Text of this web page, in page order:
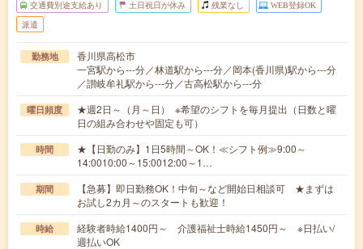
交通費別途支給あり 土日祝日が休み 残業なし WEB登録OK
派遣
勤務地
香川県高松市
一宮駅から---分／林道駅から---分／岡本(香川県)駅から---分
／讃岐牟礼駅から---分／古高松駅から---分
曜日頻度
★週2日～（月～日） ※希望のシフトを毎月提出（日数と曜
日の組み合わせや固定も可）
時間
★【日勤のみ】1日5時間～OK！≪シフト例≫9:00～
14:0010:00～15:0012:00～1…
期間
【急募】即日勤務OK！中旬～など開始日相談可 ★まずは
お試し2カ月～のスタートも歓迎！
時給
経験者時給1400円～ 介護福祉士時給1450円～ ※日払い/
週払いOK